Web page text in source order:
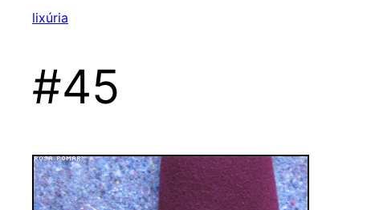
lixúria
#45